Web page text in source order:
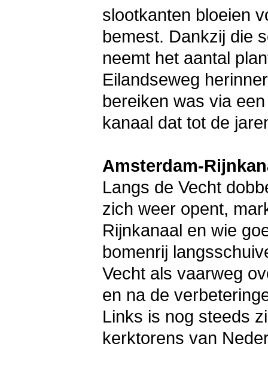
slootkanten bloeien
bemest. Dankzij die
neemt het aantal
Eilandseweg
bereiken was via
kanaal dat tot de
Amsterdam-
Langs de Vecht
zich weer opent,
Rijnkanaal en wie
bomenrij
Vecht als vaarweg
en na de
Links is nog steeds
kerktorens van